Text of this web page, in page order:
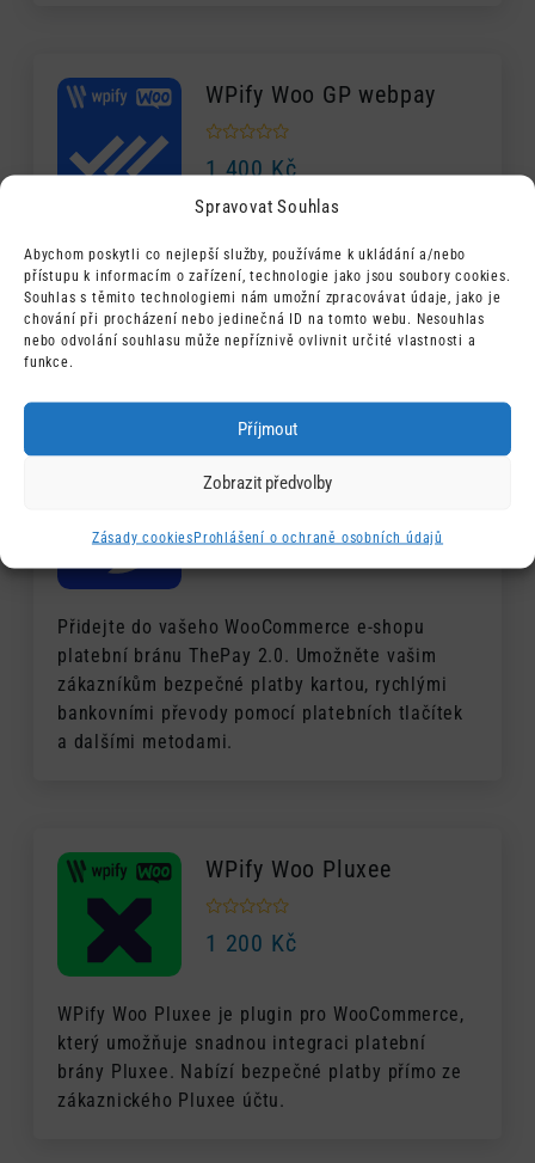
Spravovat Souhlas
Abychom poskytli co nejlepší služby, používáme k ukládání a/nebo
přístupu k informacím o zařízení, technologie jako jsou soubory cookies.
Souhlas s těmito technologiemi nám umožní zpracovávat údaje, jako je
chování při procházení nebo jedinečná ID na tomto webu. Nesouhlas
nebo odvolání souhlasu může nepříznivě ovlivnit určité vlastnosti a
funkce.
Příjmout
Zobrazit předvolby
Zásady cookiesProhlášení o ochraně osobních údajů
WPify Woo GP webpay
1 400Kč
platební bránu GP Webpay. Podporuje všechny
dostupné platební metody na trhu, nabízí
atraktivní a transparentní ceny a zajišťuje
bezpečné zpracování plateb.
WPify Woo ThePay
Přidejte do vašeho WooCommerce e-shopu
platební bránu ThePay 2.0. Umožněte vašim
zákazníkům bezpečné platby kartou, rychlými
bankovními převody pomocí platebních tlačítek
a dalšími metodami.
WPify Woo Pluxee
1 200 Kč
WPify Woo Pluxee je plugin pro WooCommerce,
který umožňuje snadnou integraci platební
brány Pluxee. Nabízí bezpečné platby přímo ze
zákaznického Pluxee účtu.